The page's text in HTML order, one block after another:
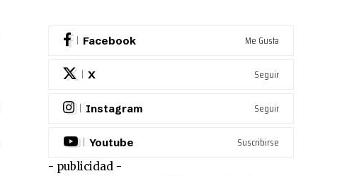
Facebook Me Gusta
X Seguir
Instagram Seguir
Youtube Suscribirse
- publicidad -